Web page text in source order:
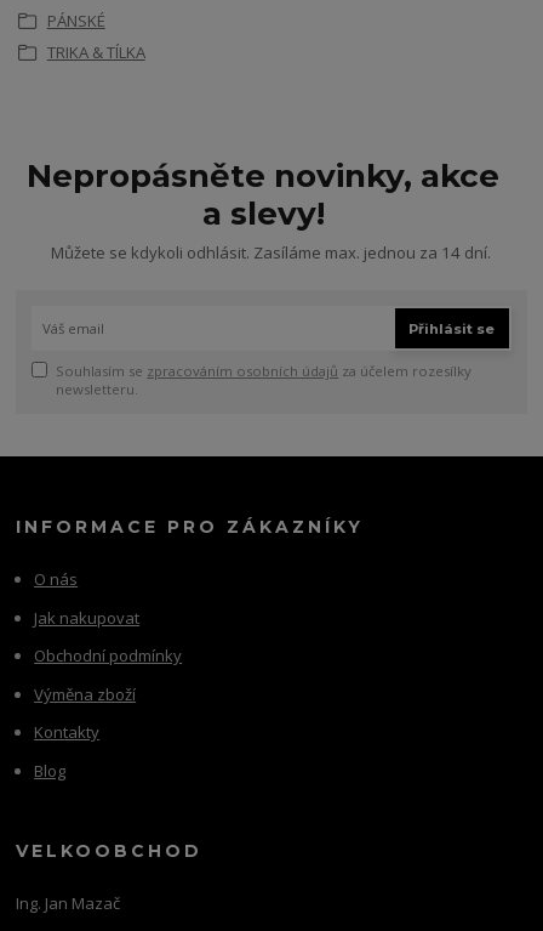
PÁNSKÉ
TRIKA & TÍLKA
Nepropásněte novinky, akce
a slevy!
Můžete se kdykoli odhlásit. Zasíláme max. jednou za 14 dní.
Přihlásit se
Souhlasím se zpracováním osobních údajů za účelem rozesílky
newsletteru.
INFORMACE PRO ZÁKAZNÍKY
O nás
Jak nakupovat
Obchodní podmínky
Výměna zboží
Kontakty
Blog
VELKOOBCHOD
Ing. Jan Mazač